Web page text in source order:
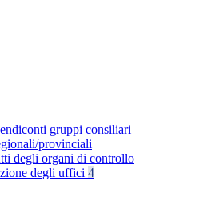
gruppi consiliari
provinciali
degli organi di controllo
degli uffici 4